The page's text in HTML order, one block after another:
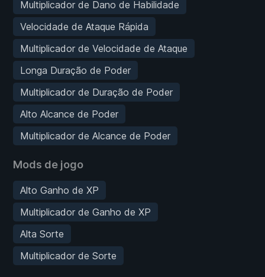
Multiplicador de Dano de Habilidade
Velocidade de Ataque Rápida
Multiplicador de Velocidade de Ataque
Longa Duração de Poder
Multiplicador de Duração de Poder
Alto Alcance de Poder
Multiplicador de Alcance de Poder
Mods de jogo
Alto Ganho de XP
Multiplicador de Ganho de XP
Alta Sorte
Multiplicador de Sorte